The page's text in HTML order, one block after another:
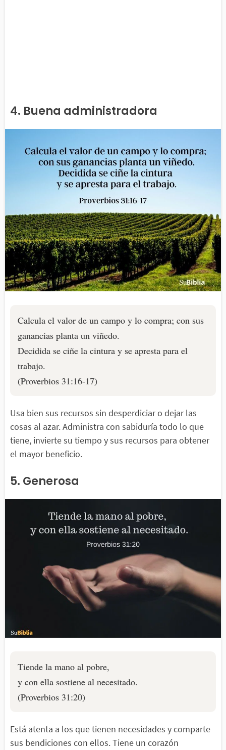
4. Buena administradora
Calcula el valor de un campo y lo compra; con sus
ganancias planta un viñedo.
Decidida se ciñe la cintura y se apresta para el
trabajo.
(Proverbios 31:16-17)
Usa bien sus recursos sin desperdiciar o dejar las
cosas al azar. Administra con sabiduría todo lo que
tiene, invierte su tiempo y sus recursos para obtener
el mayor beneficio.
5. Generosa
Tiende la mano al pobre,
y con ella sostiene al necesitado.
(Proverbios 31:20)
Está atenta a los que tienen necesidades y comparte
sus bendiciones con ellos. Tiene un corazón